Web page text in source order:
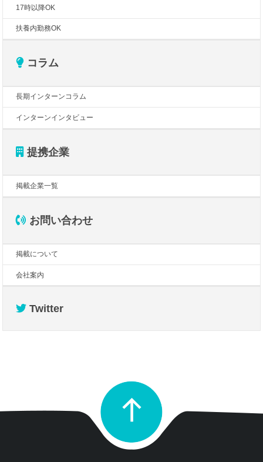
17時以降OK
扶養内勤務OK
コラム
長期インターンコラム
インターンインタビュー
提携企業
掲載企業一覧
お問い合わせ
掲載について
会社案内
Twitter